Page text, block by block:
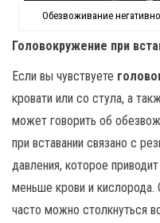
Обезвоживание
Головокружение при
Если вы чувствуете
кровати или со стула, а
может говорить об
при вставании связано с
давления, которое
меньше крови и кислорода.
часто можно столкнуться